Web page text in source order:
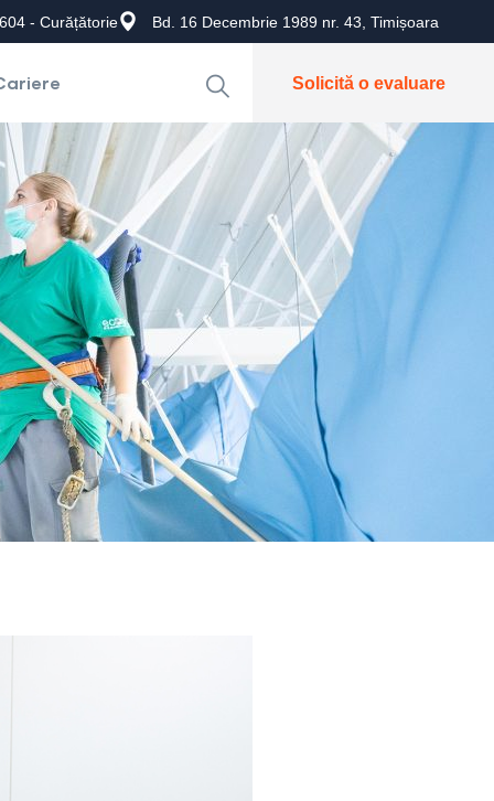
- Curățătorie Bd. 16 Decembrie 1989 nr. 43, Timișoara
Solicită o evaluare